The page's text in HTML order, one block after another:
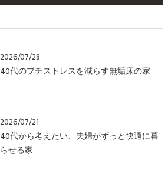
2026/07/28
40代のプチストレスを減らす無垢床の家
2026/07/21
40代から考えたい、夫婦がずっと快適に暮
らせる家